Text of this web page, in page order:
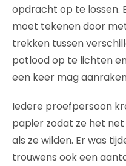
opdracht op te lossen.
moet tekenen door
trekken tussen
potlood op te lichten
een keer mag
Iedere proefpersoon
papier zodat ze het
als ze wilden. Er was
trouwens ook een